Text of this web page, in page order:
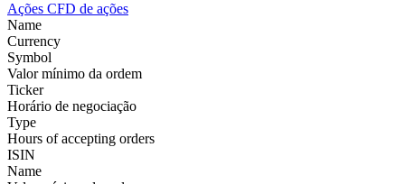
Ações CFD de ações
Name
Currency
Symbol
Valor mínimo da ordem
Ticker
Horário de negociação
Type
Hours of accepting orders
ISIN
Name